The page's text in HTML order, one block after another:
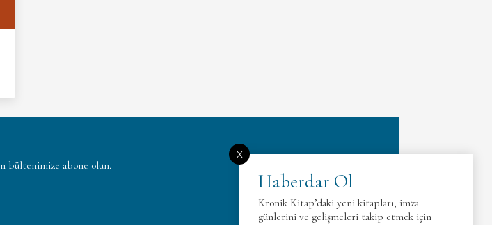
bültenimize abone olun.
Haberdar Ol
Kronik Kitap’daki yeni kitapları, imza
günlerini ve gelişmeleri takip etmek için
X